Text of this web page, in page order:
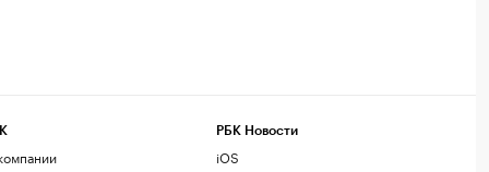
РБК Новости
iOS